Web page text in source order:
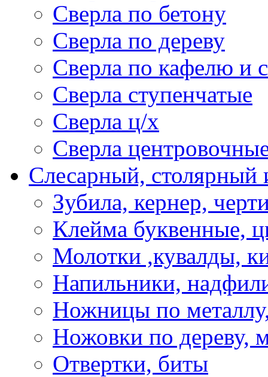
Сверла по бетону
Сверла по дереву
Сверла по кафелю и
Сверла ступенчатые
Сверла ц/х
Сверла
Слесарный, столярный
Зубила, кернер,
Клейма буквенные,
Молотки ,кувалды,
Напильники,
Ножницы по
Ножовки по дереву,
Отвертки, биты